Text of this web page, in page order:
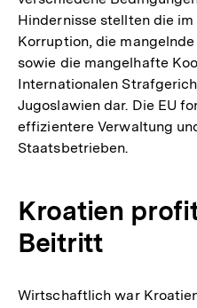
Hindernisse stellten die
Korruption, die
sowie die mangelhafte
Internationalen
Jugoslawien dar. Die EU
effizientere Verwaltung
Staatsbetrieben.
Kroatien
Beitritt
Wirtschaftlich war